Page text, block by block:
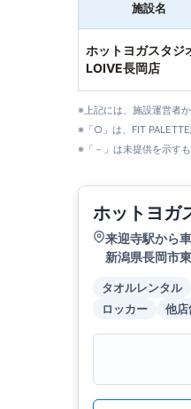
施設名
ホットヨガスタジ
LOIVE長岡店
※上記には、施設運営者
※「○」は、FIT
※「－」は未提供を示す
ホットヨガ
来迎寺駅から
新潟県長岡市
タオルレンタル
ロッカー
他店